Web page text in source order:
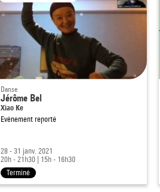
Danse
Jérôme Bel
Xiao Ke
Evénement reporté
28 - 31 janv. 2021
20h - 21h30
15h - 16h30
Terminé